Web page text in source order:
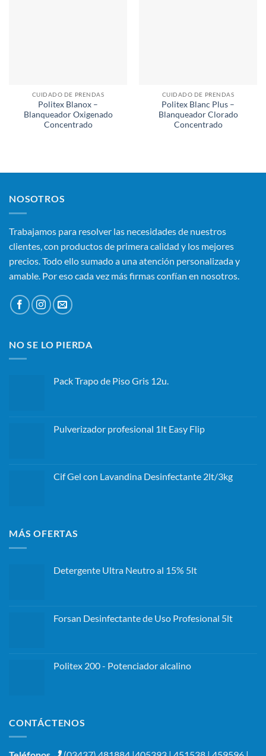
CUIDADO DE PRENDAS
Politex Blanox –
Blanqueador Oxigenado
Concentrado
CUIDADO DE PRENDAS
Politex Blanc Plus –
Blanqueador Clorado
Concentrado
NOSOTROS
Trabajamos para resolver las necesidades de nuestros
clientes, con productos de primera calidad y los mejores
precios. Todo ello sumado a una atención personalizada y
amable. Por eso cada vez más firmas confían en nosotros.
NO SE LO PIERDA
Pack Trapo de Piso Gris 12u.
era:
es:
Pulverizador profesional 1lt Easy Flip
Cif Gel con Lavandina Desinfectante 2lt/3kg
MÁS OFERTAS
Detergente Ultra Neutro al 15% 5lt
Forsan Desinfectante de Uso Profesional 5lt
Politex 200 - Potenciador alcalino
CONTÁCTENOS